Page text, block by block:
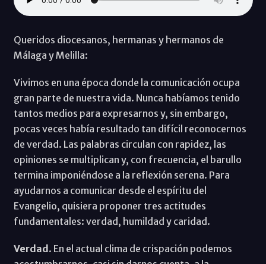
Queridos diocesanos, hermanas y hermanos de
Málaga y Melilla:
Vivimos en una época donde la comunicación ocupa
gran parte de nuestra vida. Nunca habíamos tenido
tantos medios para expresarnos y, sin embargo,
pocas veces había resultado tan difícil reconocernos
de verdad. Las palabras circulan con rapidez, las
opiniones se multiplican y, con frecuencia, el barullo
termina imponiéndose a la reflexión serena. Para
ayudarnos a comunicar desde el espíritu del
Evangelio, quisiera proponer tres actitudes
fundamentales: verdad, humildad y caridad.
Verdad. En el actual clima de crispación podemos